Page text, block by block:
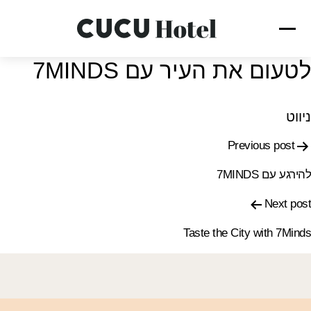
לטעום את העיר עם 7MINDS
ניווט
Previous post
להירגע עם 7MINDS
Next post
Taste the City with 7Minds